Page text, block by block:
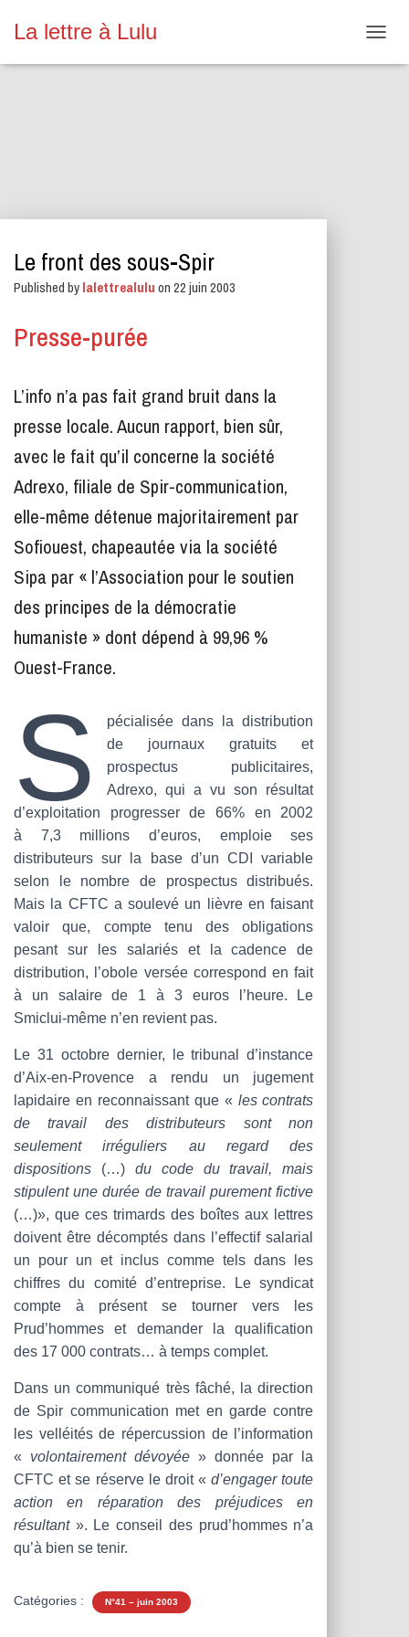
La lettre à Lulu
U
Le front des sous-Spir
Published bylalettrealuluon22 juin 2003
Presse-purée
L’info n’a pas fait grand bruit dans la
presse locale. Aucun rapport, bien sûr,
avec le fait qu’il concerne la société
Adrexo, filiale de Spir-communication,
elle-même détenue majoritairement par
Sofiouest, chapeautée via la société
Sipa par « l’Association pour le soutien
des principes de la démocratie
humaniste » dont dépend à 99,96 %
Ouest-France.
S
pécialisée dans la distribution
de journaux gratuits et
prospectus publicitaires,
Adrexo, qui a vu son résultat
d’exploitation progresser de 66% en 2002
à 7,3 millions d’euros, emploie ses
distributeurs sur la base d’un CDI variable
selon le nombre de prospectus distribués.
Mais la CFTC a soulevé un lièvre en faisant
valoir que, compte tenu des obligations
pesant sur les salariés et la cadence de
distribution, l’obole versée correspond en fait
à un salaire de 1 à 3 euros l’heure. Le
Smiclui-même n’en revient pas.
Le 31 octobre dernier, le tribunal d’instance
d’Aix-en-Provence a rendu un jugement
lapidaire en reconnaissant que « les contrats
de travail des distributeurs sont non
seulement irréguliers au regard des
dispositions (…) du code du travail, mais
stipulent une durée de travail purement fictive
(…)», que ces trimards des boîtes aux lettres
doivent être décomptés dans l’effectif salarial
un pour un et inclus comme tels dans les
chiffres du comité d’entreprise. Le syndicat
compte à présent se tourner vers les
Prud’hommes et demander la qualification
des 17 000 contrats… à temps complet.
Dans un communiqué très fâché, la direction
de Spir communication met en garde contre
les velléités de répercussion de l’information
« volontairement dévoyée » donnée par la
CFTC et se réserve le droit «d’engager toute
action en réparation des préjudices en
résultant». Le conseil des prud’hommes n’a
qu’à bien se tenir.
Catégories : N°41 – juin 2003